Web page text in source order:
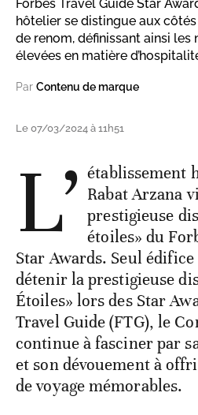
Forbes Travel Guide Star
hôtelier se distingue aux
de renom, définissant ainsi les
élevées en matière
Par Contenu de marque
Le 07/03/2024 à 11h51
L’ établissement
Rabat Arzana
prestigieuse
étoiles» du
Star Awards. Seul
détenir la prestigieuse
Étoiles» lors des Star
Travel Guide (FTG), le
continue à fasciner par
et son dévouement à
de voyage mémorables.